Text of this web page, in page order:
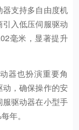
支持多自由度机
入低压伺服驱动
毫米，显著提升
器也扮演重要角
，确保操作的安
驱动器在小型手
年。